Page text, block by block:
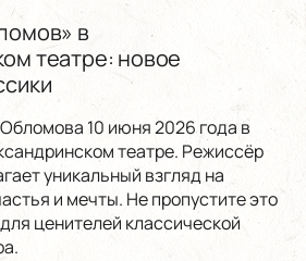
в
театре: новое
10 июня 2026 года в
театре. Режиссёр
уникальный взгляд на
и мечты. Не пропустите это
ценителей классической